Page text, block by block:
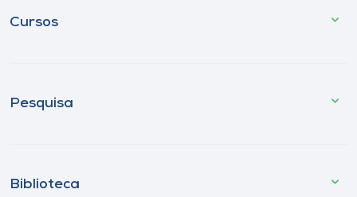
Cursos
Pesquisa
Biblioteca